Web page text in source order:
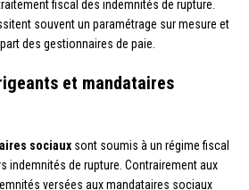
fiscal des indemnités de rupture.
souvent un paramétrage sur mesure et
des gestionnaires de paie.
et mandataires
sociaux sont soumis à un régime fiscal
indemnités de rupture. Contrairement aux
versées aux mandataires sociaux